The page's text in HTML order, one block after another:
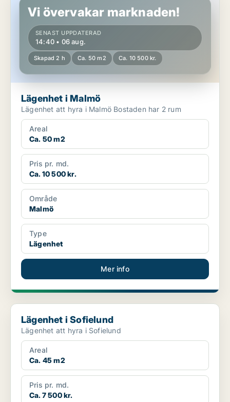
Vi övervakar marknaden!
SENAST UPPDATERAD
14:40 • 06 aug.
Skapad 2 h Ca. 50 m2 Ca. 10 500 kr.
Lägenhet i Malmö
Lägenhet att hyra i Malmö Bostaden har 2 rum
Areal
Ca. 50 m2
Pris pr. md.
Ca. 10 500 kr.
Område
Malmö
Type
Lägenhet
Mer info
Lägenhet i Sofielund
Lägenhet i Sofielund
Lägenhet att hyra i Sofielund
Areal
Ca. 45 m2
Pris pr. md.
Ca. 7 500 kr.